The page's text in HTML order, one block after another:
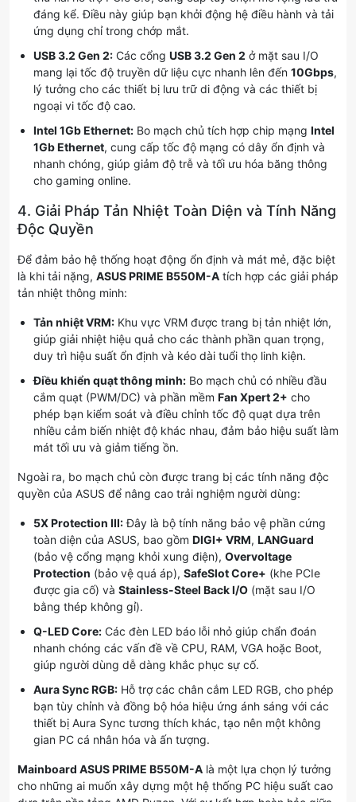
đáng kể. Điều này giúp bạn khởi động hệ điều hành và tải
ứng dụng chỉ trong chớp mắt.
USB 3.2 Gen 2: Các cổng USB 3.2 Gen 2 ở mặt sau I/O
mang lại tốc độ truyền dữ liệu cực nhanh lên đến 10Gbps,
lý tưởng cho các thiết bị lưu trữ di động và các thiết bị
ngoại vi tốc độ cao.
Intel 1Gb Ethernet: Bo mạch chủ tích hợp chip mạng Intel
1Gb Ethernet, cung cấp tốc độ mạng có dây ổn định và
nhanh chóng, giúp giảm độ trễ và tối ưu hóa băng thông
cho gaming online.
4. Giải Pháp Tản Nhiệt Toàn Diện và Tính Năng
Độc Quyền
Để đảm bảo hệ thống hoạt động ổn định và mát mẻ, đặc biệt
là khi tải nặng, ASUS PRIME B550M-A tích hợp các giải pháp
tản nhiệt thông minh:
Tản nhiệt VRM: Khu vực VRM được trang bị tản nhiệt lớn,
giúp giải nhiệt hiệu quả cho các thành phần quan trọng,
duy trì hiệu suất ổn định và kéo dài tuổi thọ linh kiện.
Điều khiển quạt thông minh: Bo mạch chủ có nhiều đầu
cắm quạt (PWM/DC) và phần mềm Fan Xpert 2+ cho
phép bạn kiểm soát và điều chỉnh tốc độ quạt dựa trên
nhiều cảm biến nhiệt độ khác nhau, đảm bảo hiệu suất làm
mát tối ưu và giảm tiếng ồn.
Ngoài ra, bo mạch chủ còn được trang bị các tính năng độc
quyền của ASUS để nâng cao trải nghiệm người dùng:
5X Protection III:Đây là bộ tính năng bảo vệ phần cứng
toàn diện của ASUS, bao gồm DIGI+ VRM, LANGuard
(bảo vệ cổng mạng khỏi xung điện), Overvoltage
Protection (bảo vệ quá áp), SafeSlot Core+ (khe PCIe
được gia cố) và Stainless-Steel Back I/O (mặt sau I/O
bằng thép không gỉ).
Q-LED Core: Các đèn LED báo lỗi nhỏ giúp chẩn đoán
nhanh chóng các vấn đề về CPU, RAM, VGA hoặc Boot,
giúp người dùng dễ dàng khắc phục sự cố.
Aura Sync RGB: Hỗ trợ các chân cắm LED RGB, cho phép
bạn tùy chỉnh và đồng bộ hóa hiệu ứng ánh sáng với các
thiết bị Aura Sync tương thích khác, tạo nên một không
gian PC cá nhân hóa và ấn tượng.
Mainboard ASUS PRIME B550M-A là một lựa chọn lý tưởng
cho những ai muốn xây dựng một hệ thống PC hiệu suất cao